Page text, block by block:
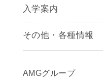
声優学科
入学案内
募集要項
早期出願制度・
入学までの流れ
その他・各種情報
アクセス
サイトポリシー
AMGグループ